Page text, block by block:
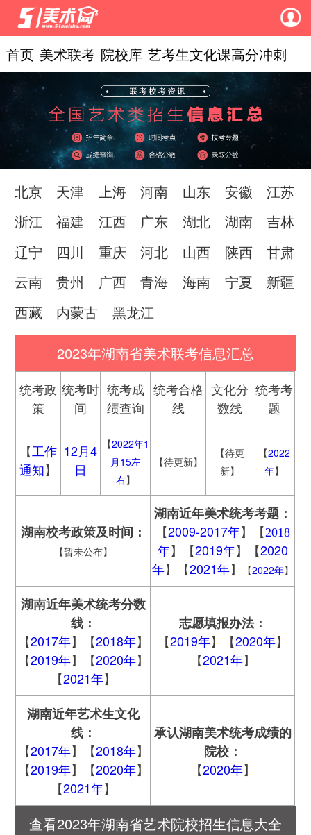
首页 美术联考 院校库 艺考生文化课高分冲刺
北京 天津 上海 河南 山东 安徽
江苏
浙江
福建 江西 广东 湖北 湖南
吉林
辽宁
四川 重庆 河北 山西 陕西
甘肃
云南
贵州 广西 青海 海南 宁夏
新疆
西藏
内蒙古 黑龙江
2023年湖南省美术联考信息汇总
统考政
策
统考时
间
统考成
绩查询
统考合格
线
文化分
数线
统考考
题
【工作
通知】
12月4
日
【2022年1
月15左
右】
【待更新】
【待更
新】
【2022
年】
湖南校考政策及时间：
【暂未公布】
湖南近年美术统考考题：
【2009-2017年】【2018
年】【2019年】【2020
年】【2021年】 【2022年】
湖南近年美术统考分数
线：
【2017年】【2018年】
【2019年】【2020年】
【2021年】
志愿填报办法：
【2019年】【2020年】
【2021年】
湖南近年艺术生文化
线：
【2017年】【2018年】
【2019年】【2020年】
【2021年】
承认湖南美术统考成绩的
院校：
【2020年】
查看2023年湖南省艺术院校招生信息大全